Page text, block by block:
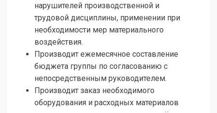
нарушителей производственной и
трудовой дисциплины, применении при
необходимости мер материального
воздействия.
Производит ежемесячное составление
бюджета группы по согласованию с
непосредственным руководителем.
Производит заказ необходимого
оборудования и расходных материалов